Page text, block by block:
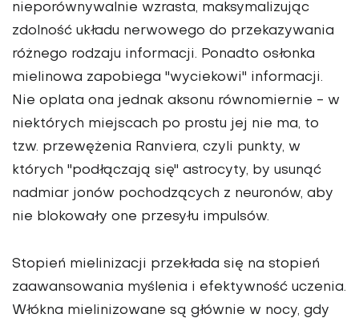
nieporównywalnie wzrasta, maksymalizując
zdolność układu nerwowego do przekazywania
różnego rodzaju informacji. Ponadto osłonka
mielinowa zapobiega "wyciekowi" informacji.
Nie oplata ona jednak aksonu równomiernie - w
niektórych miejscach po prostu jej nie ma, to
tzw. przewężenia Ranviera, czyli punkty, w
których "podłączają się" astrocyty, by usunąć
nadmiar jonów pochodzących z neuronów, aby
nie blokowały one przesyłu impulsów.
Stopień mielinizacji przekłada się na stopień
zaawansowania myślenia i efektywność uczenia.
Włókna mielinizowane są głównie w nocy, gdy